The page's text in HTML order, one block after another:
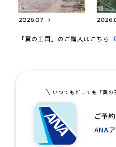
2026.07
「翼の王国」のご購入はこちら
いつでもどこでも「翼の
ご予
ANA